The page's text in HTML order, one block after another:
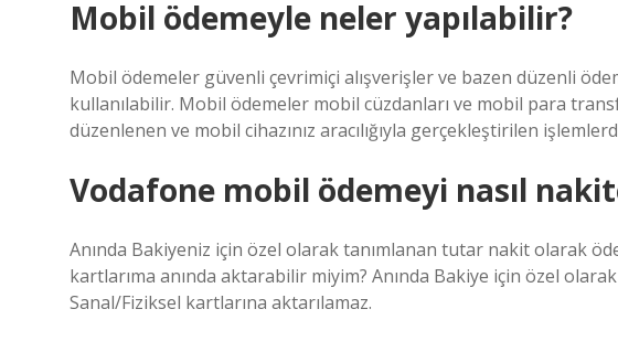
Mobil ödemeyle neler yapılabilir?
Mobil ödemeler güvenli çevrimiçi alışverişler ve bazen düzenli
kullanılabilir. Mobil ödemeler mobil cüzdanları ve mobil para
düzenlenen ve mobil cihazınız aracılığıyla gerçekleştirilen
Vodafone mobil ödemeyi nasıl
Anında Bakiyeniz için özel olarak tanımlanan tutar nakit olarak
kartlarıma anında aktarabilir miyim? Anında Bakiye için özel
Sanal/Fiziksel kartlarına aktarılamaz.